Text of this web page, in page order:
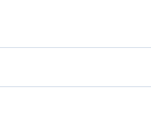
кошти шахраям